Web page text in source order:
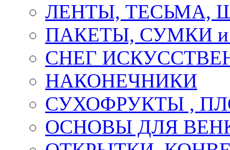
ЛЕНТЫ, ТЕСЬМА,
ПАКЕТЫ, СУМКИ
СНЕГ
НАКОНЕЧНИКИ
СУХОФРУКТЫ ,
ОСНОВЫ ДЛЯ